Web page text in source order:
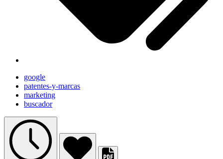
google
patentes-y-marcas
marketing
buscador